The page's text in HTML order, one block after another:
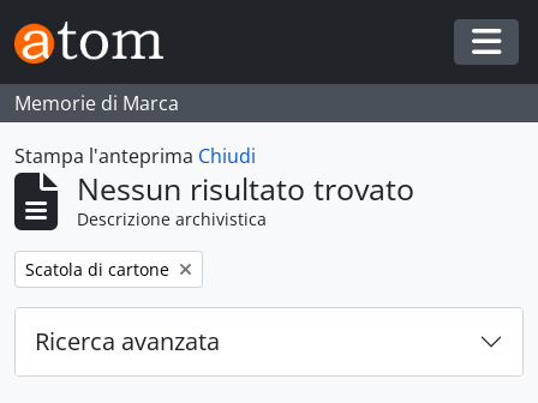
Skip to main content
Memorie di Marca
Stampa l'anteprima Chiudi
Nessun risultato trovato
Descrizione archivistica
Remove filter:
Scatola di cartone
Ricerca avanzata